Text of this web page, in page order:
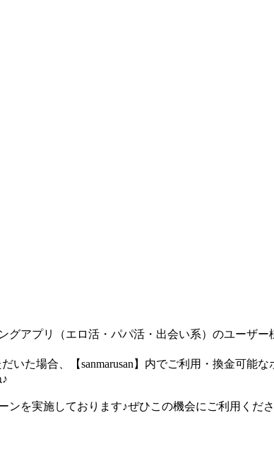
グアプリ（エロ活・パパ活・出会い系）のユーザ
た場合、【sanmarusan】内でご利用・換金可能
ンを実施しております♪ぜひこの機会にご利用くださ